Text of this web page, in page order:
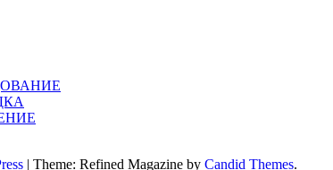
| Theme: Refined Magazine by Candid Themes.